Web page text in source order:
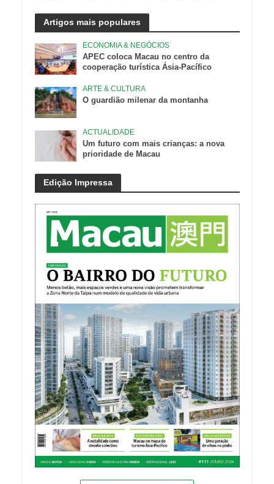
Artigos mais populares
ECONOMIA & NEGÓCIOS
APEC coloca Macau no centro da
cooperação turística Ásia-Pacífico
ARTE & CULTURA
O guardião milenar da montanha
ACTUALIDADE
Um futuro com mais crianças: a nova
prioridade de Macau
Edição Impressa